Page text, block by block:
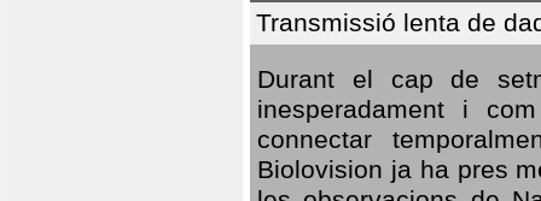
Transmissió lenta de
Durant el cap de
inesperadament i
connectar
Biolovision ja ha pres